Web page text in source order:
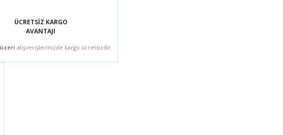
ÜCRETSİZ KARGO
AVANTAJI
üzeri alışverişlerinizde kargo ücretsizdir.